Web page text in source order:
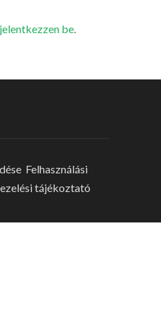
jelentkezzen be.
Felhasználási
tájékoztató